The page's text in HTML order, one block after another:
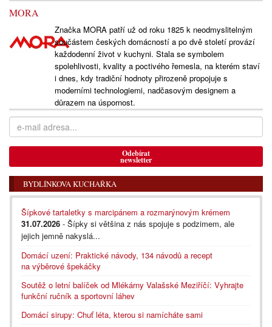
MORA
Značka MORA patří už od roku 1825 k neodmyslitelným
součástem českých domácností a po dvě století provází
každodenní život v kuchyni. Stala se symbolem
spolehlivosti, kvality a poctivého řemesla, na kterém staví
i dnes, kdy tradiční hodnoty přirozeně propojuje s
moderními technologiemi, nadčasovým designem a
důrazem na úspornost.
Odebírat
newsletter
BYDLÍNKOVA KUCHAŘKA
Šípkové tartaletky s marcipánem a rozmarýnovým krémem
31.07.2026 - Šípky si většina z nás spojuje s podzimem, ale
jejich jemně nakyslá...
Domácí uzení: Praktické návody, 134 návodů a recept
na výběrové špekáčky
Soutěž o letní balíček od Mlékárny Valašské Meziříčí: Vyhrajte
funkční ručník a sportovní láhev
Domácí sirupy: Chuť léta, kterou si namícháte sami